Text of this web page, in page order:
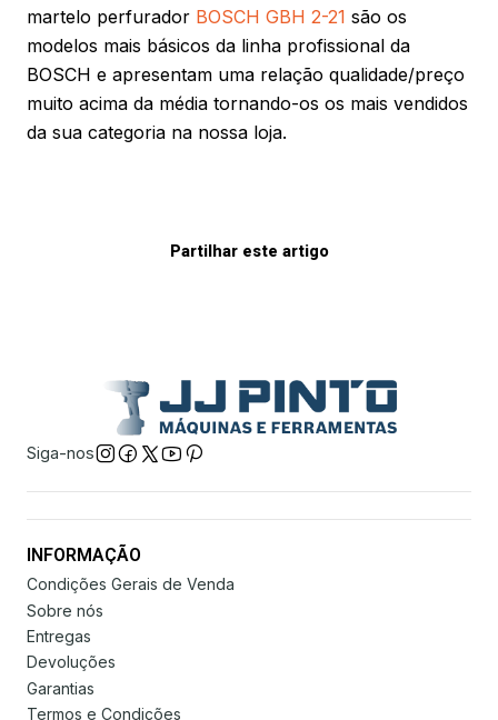
martelo perfurador BOSCH GBH 2-21 são os
modelos mais básicos da linha profissional da
BOSCH e apresentam uma relação qualidade/preço
muito acima da média tornando-os os mais vendidos
da sua categoria na nossa loja.
Partilhar este artigo
Siga-nos
INFORMAÇÃO
Condições Gerais de Venda
Sobre nós
Entregas
Devoluções
Garantias
Termos e Condições